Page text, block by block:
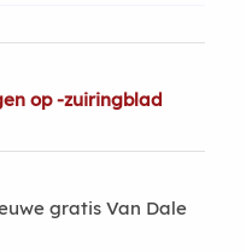
op -zuiringblad
gratis Van Dale